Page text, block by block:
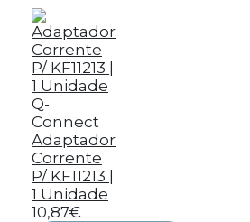
Q-
Connect
Adaptador
Corrente
P/ KF11213 |
1 Unidade
10,87€